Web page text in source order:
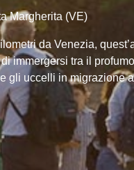
Margherita (VE)
da Venezia,
immergersi tra il
gli uccelli in migrazione